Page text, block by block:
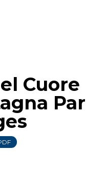
Cuore
Par